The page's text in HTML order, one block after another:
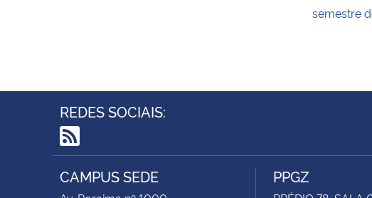
semestre
REDES SOCIAIS:
RSS
CAMPUS SEDE PPGZ